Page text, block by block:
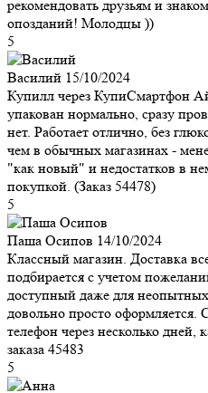
рекомендовать друзьям и
опозданий! Молодцы ))
5
Василий 15/10/2024
Купилл через КупиСмартфон
упакован нормально, сразу
нет. Работает отлично, без
чем в обычных магазинах -
"как новый" и недостатков в
покупкой. (Заказ 54478)
5
Паша Осипов 14/10/2024
Классный магазин. Доставка
подбирается с учетом
доступный даже для неопытных
довольно просто
телефон через несколько
заказа 45483
5